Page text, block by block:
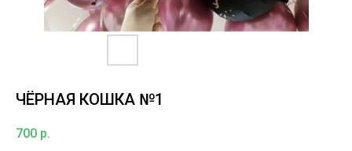
ЧЁРНАЯ КОШКА №1
700 р.